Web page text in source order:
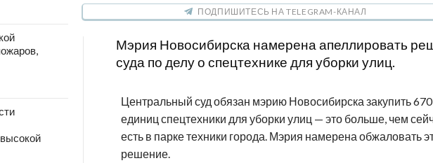
ПОДПИШИТЕСЬ НА TELEGRAM-КАНАЛ
Мэрия Новосибирска намерена апеллировать
суда по делу о спецтехнике для уборки улиц.
Центральный суд обязан мэрию Новосибирска закупить 670
единиц спецтехники для уборки улиц — это больше, чем
есть в парке техники города. Мэрия намерена обжаловать
решение.